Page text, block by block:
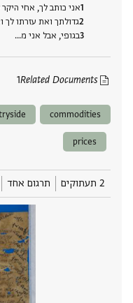
אני כותב לך, אחי
גדולתך ואת עזרתו
בגופי, אבל אני מ‮…
Related Documents
1
commodities
prices
2 תעתוקים תרגום אחד